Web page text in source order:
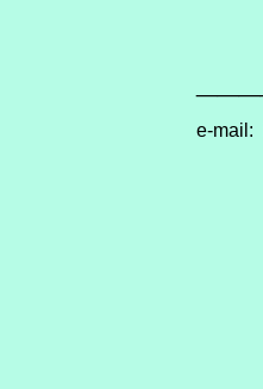
e-mail: